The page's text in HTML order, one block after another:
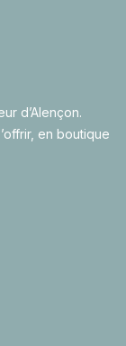
d’Alençon.
en boutique